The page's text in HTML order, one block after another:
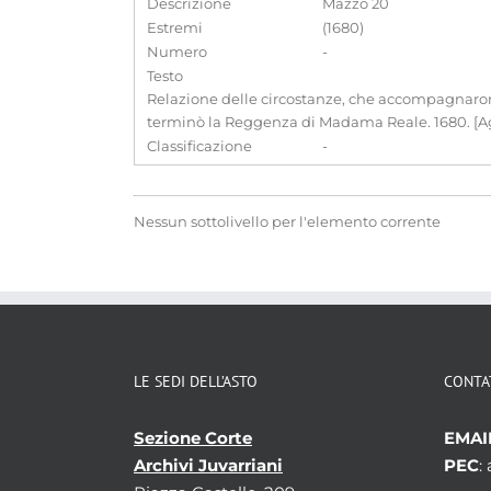
Descrizione
Mazzo 20
Estremi
(1680)
Numero
-
Testo
Relazione delle circostanze, che
terminò la Reggenza di Madama Reale. 1680.
Classificazione
-
Nessun sottolivello per l'elemento corrente
LE SEDI DELL’ASTO
Sezione Corte
Archivi Juvarriani
PEC: